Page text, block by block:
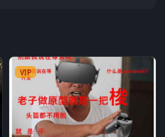
VIP